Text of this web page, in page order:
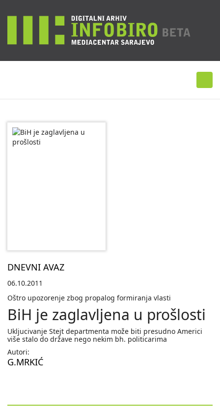
DNEVNI AVAZ
06.10.2011
Oštro upozorenje zbog propalog formiranja vlasti
BiH je zaglavljena u prošlosti
Ukljucivanje Stejt departmenta može biti presudno Americi
više stalo do države nego nekim bh. politicarima
Autori:
G.MRKIĆ